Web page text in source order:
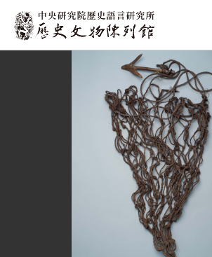
:::